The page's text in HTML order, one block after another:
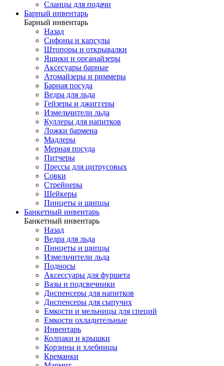
Сланцы для подачи
Барный инвентарь
Барный инвентарь
Назад
Сифоны и капсулы
Штопоры и открывалки
Ящики и органайзеры
Аксесуары барные
Атомайзеры и риммеры
Барная посуда
Ведра для льда
Гейзеры и джиггеры
Измельчители льда
Куллеры для напитков
Ложки бармена
Мадлеры
Мерная посуда
Питчеры
Прессы для цитрусовых
Совки
Стрейнеры
Шейкеры
Пинцеты и щипцы
Банкетный инвентарь
Банкетный инвентарь
Назад
Ведра для льда
Пинцеты и щипцы
Измельчители льда
Подносы
Аксессуары для фуршета
Вазы и подсвечники
Диспенсеры для напитков
Диспенсеры для сыпучих
Емкости и мельницы для специй
Емкости охладительные
Инвентарь
Колпаки и крышки
Корзины и хлебницы
Креманки